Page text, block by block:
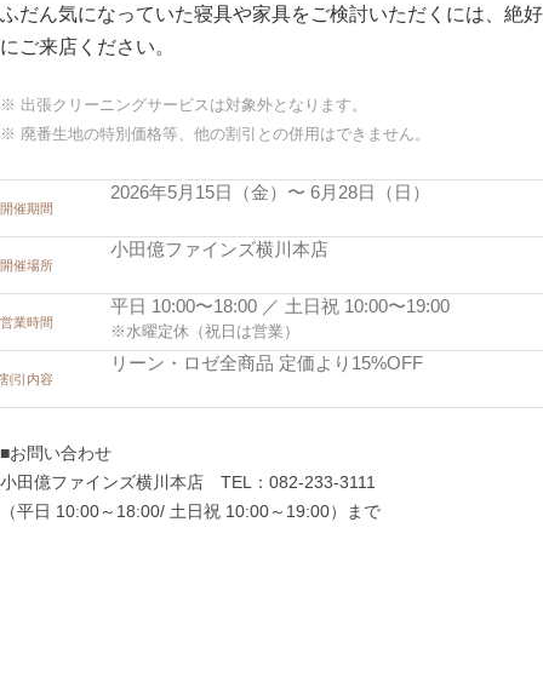
ふだん気になっていた寝具や家具をご検討いただくには、絶
にご来店ください。
※ 出張クリーニングサービスは対象外となります。
※ 廃番生地の特別価格等、他の割引との併用はできません。
開催期間
2026年5月15日（金）〜 6月28日（日）
開催場所
小田億ファインズ横川本店
営業時間
平日 10:00〜18:00 ／ 土日祝 10:00〜19:00
※水曜定休（祝日は営業）
割引内容
リーン・ロゼ全商品 定価より15%OFF
■お問い合わせ
小田億ファインズ横川本店 TEL：082-233-3111
（平日 10:00～18:00/ 土日祝 10:00～19:00）まで